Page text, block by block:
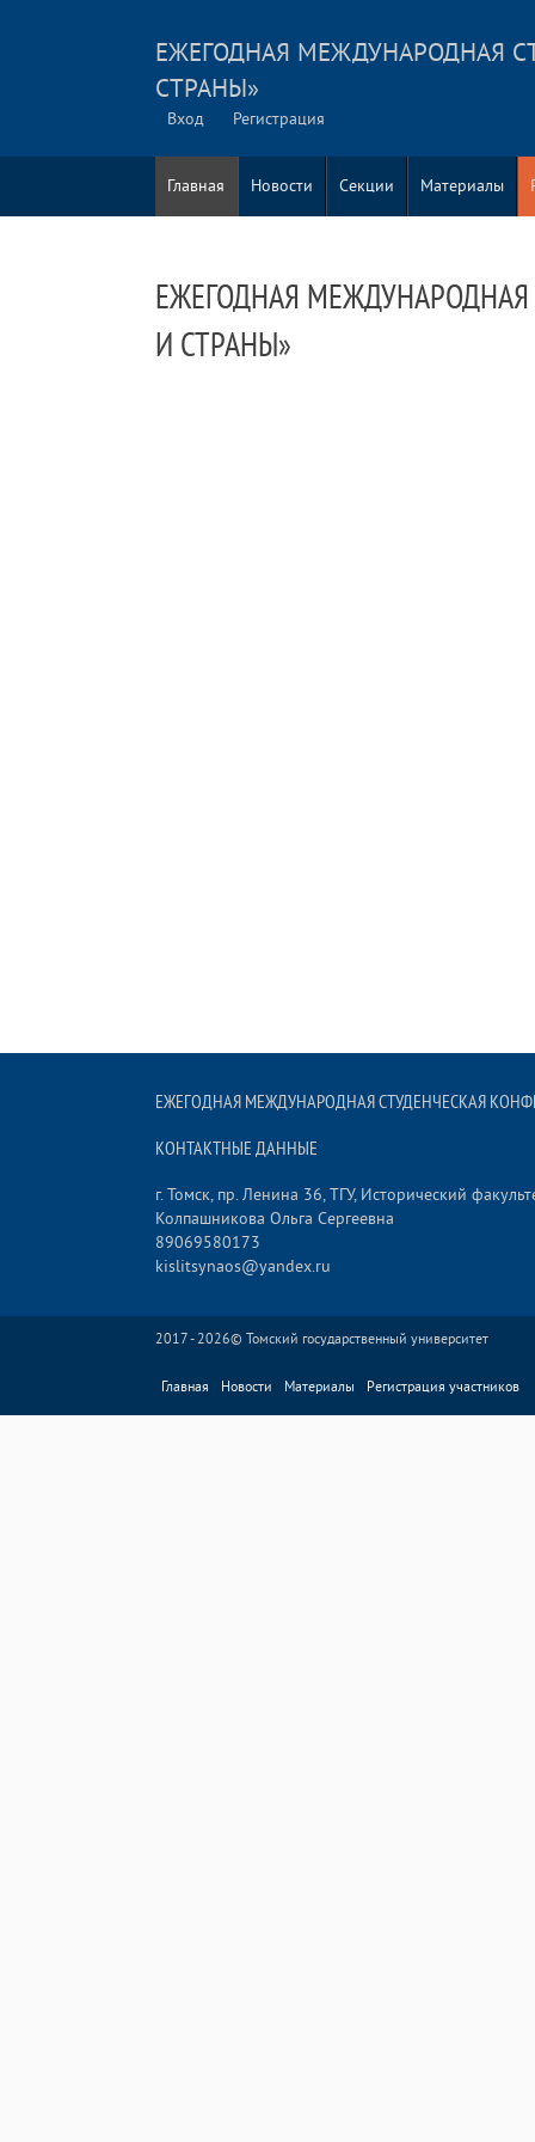
ЕЖЕГОДНАЯ МЕЖДУНАРОДНАЯ
СТРАНЫ»
Вход Регистрация
Главная Новости Секции Материалы
ЕЖЕГОДНАЯ
И СТРАНЫ»
ЕЖЕГОДНАЯ МЕЖДУНАРОДНАЯ СТУДЕНЧЕСКАЯ
КОНТАКТНЫЕ ДАННЫЕ
г. Томск, пр. Ленина 36, ТГУ, Исторический
Колпашникова Ольга Сергеевна
89069580173
kislitsynaos@yandex.ru
2017 - 2026© Томский государственный университет
Главная Новости Материалы Регистрация участников